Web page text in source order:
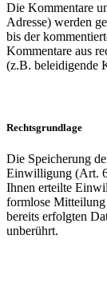
Die Kommentare
Adresse) werden
bis der
Kommentare aus
(z.B. beleidigende
Rechtsgrundlage
Die Speicherung
Einwilligung (Art.
Ihnen erteilte
formlose
bereits erfolgten
unberührt.